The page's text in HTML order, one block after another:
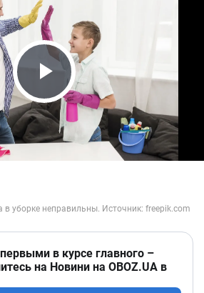
Play Video
в курсе главного –
на Новини на OBOZ.UA в